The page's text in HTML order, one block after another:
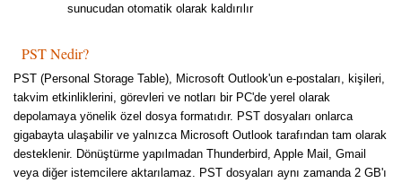
sunucudan otomatik olarak kaldırılır
PST Nedir?
PST (Personal Storage Table), Microsoft Outlook'un e-postaları, kişileri,
takvim etkinliklerini, görevleri ve notları bir PC'de yerel olarak
depolamaya yönelik özel dosya formatıdır. PST dosyaları onlarca
gigabayta ulaşabilir ve yalnızca Microsoft Outlook tarafından tam olarak
desteklenir. Dönüştürme yapılmadan Thunderbird, Apple Mail, Gmail
veya diğer istemcilere aktarılamaz. PST dosyaları aynı zamanda 2 GB'ı